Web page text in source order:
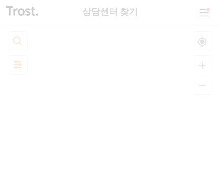
상담센터 찾기